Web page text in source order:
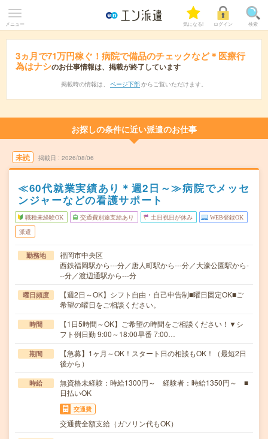
メニュー 気になる! ログイン 検索
3ヵ月で71万円稼ぐ！病院で備品のチェックなど＊医療行
為はナシのお仕事情報は、掲載が終了しています
掲載時の情報は、 ページ下部 からご覧いただけます。
お探しの条件に近い派遣のお仕事
未読 掲載日 2026/08/06
≪60代就業実績あり＊週2日～≫病院でメッセ
ンジャーなどの看護サポート
職種未経験OK 交通費別途支給あり 土日祝日が休み WEB登録OK
派遣
勤務地
福岡市中央区
西鉄福岡駅から---分／唐人町駅から---分／大濠公園駅から-
--分／渡辺通駅から---分
曜日頻度
【週2日～OK】シフト自由・自己申告制■曜日固定OK■ご
希望の曜日をご相談ください。
時間
【1日5時間～OK】ご希望の時間をご相談ください！▼シ
フト例日勤 9:00～18:00早番 7:00…
期間
【急募】1ヶ月～OK！スタート日の相談もOK！（最短2日
後から）
時給
無資格未経験：時給1300円～ 経験者：時給1350円～ ■
日払いOK
交通費
交通費全額支給（ガソリン代もOK）